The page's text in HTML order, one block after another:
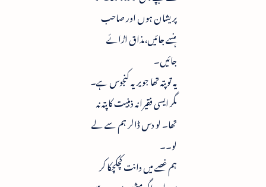
پریشان ہوں اور صاحب
ہنسے جائیں،مذاق اڑائے
جائیں۔
یہ تو پتہ تھا جویریہ کنجوس ہے۔
مگر ایسی فقیرانہ ذہنیت کا پتہ نہ
تھا۔ لو دس ڈالر ہم سے لے
لو۔۔
ہم غصے میں دانت کچکچکا کر